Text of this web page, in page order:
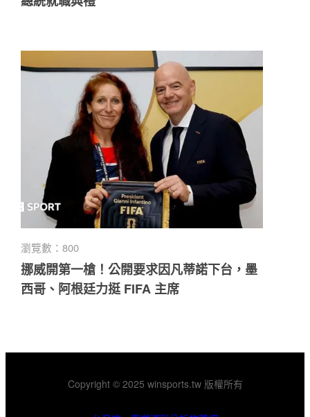
瀏覽數：800
挪威開第一槍！公開要求因凡蒂諾下台，墨
西哥、阿根廷力挺 FIFA 主席
Copyright © 2025 winsports.tw 版權所有